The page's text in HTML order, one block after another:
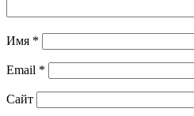
Имя *
Email *
Сайт